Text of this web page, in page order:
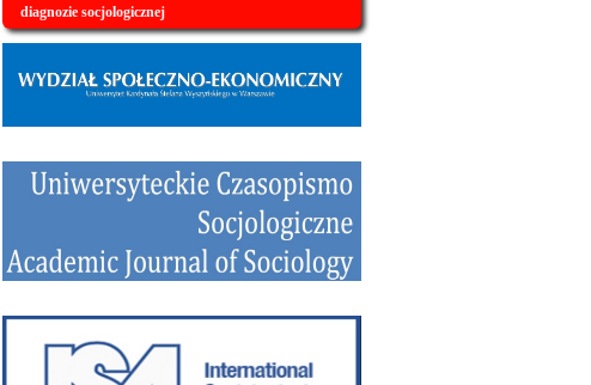
diagnozie socjologicznej